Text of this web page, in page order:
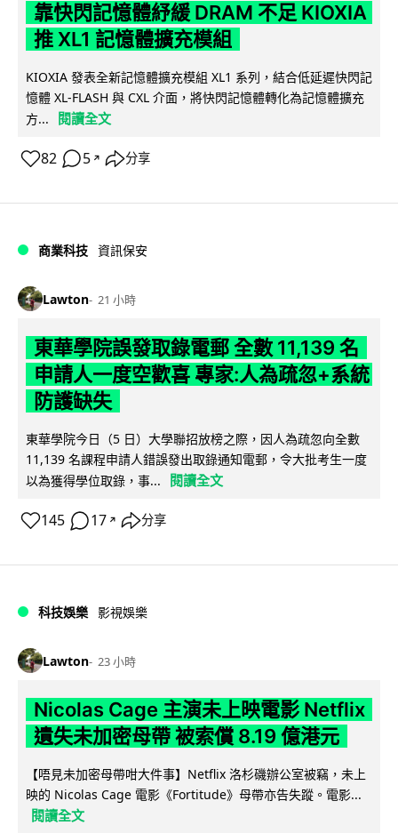
靠快閃記憶體紓緩 DRAM 不足 KIOXIA
推 XL1 記憶體擴充模組
KIOXIA 發表全新記憶體擴充模組 XL1 系列，結合低延遲快閃記
憶體 XL-FLASH 與 CXL 介面，將快閃記憶體轉化為記憶體擴充
方...
閱讀全文
82 5 ↗ 分享
商業科技 資訊保安
Lawton 21 小時
東華學院誤發取錄電郵 全數 11,139 名
申請人一度空歡喜 專家:人為疏忽+系統
防護缺失
東華學院今日（5 日）大學聯招放榜之際，因人為疏忽向全數
11,139 名課程申請人錯誤發出取錄通知電郵，令大批考生一度
以為獲得學位取錄，事...
閱讀全文
145 17 ↗ 分享
科技娛樂 影視娛樂
Lawton 23 小時
Nicolas Cage 主演未上映電影 Netflix
遺失未加密母帶 被索償 8.19 億港元
【唔見未加密母帶咁大件事】Netflix 洛杉磯辦公室被竊，未上
映的 Nicolas Cage 電影《Fortitude》母帶亦告失蹤。電影...
閱讀全文